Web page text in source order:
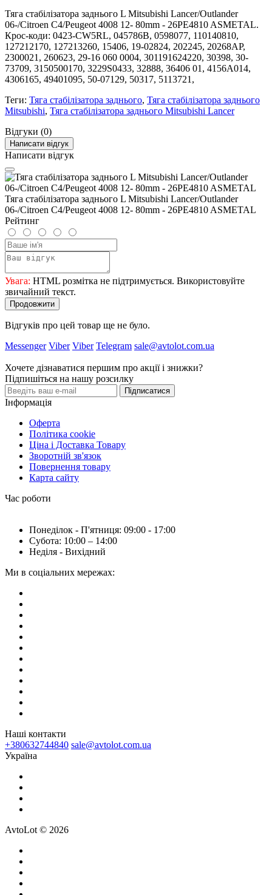
Тяга стабілізатора заднього L Mitsubishi Lancer/Outlander
06-/Citroen C4/Peugeot 4008 12- 80mm - 26PE4810 ASMETAL.
Крос-коди: 0423-CW5RL, 045786B, 0598077, 110140810,
127212170, 127213260, 15406, 19-02824, 202245, 20268AP,
2300021, 260623, 29-16 060 0004, 301191624220, 30398, 30-
73709, 3150500170, 3229S0433, 32888, 36406 01, 4156A014,
4306165, 49401095, 50-07129, 50317, 5113721,
Теги: Тяга стабілізатора заднього, Тяга стабілізатора заднього
Mitsubishi, Тяга стабілізатора заднього Mitsubishi Lancer
Відгуки (0)
Написати відгук
Написати відгук
Тяга стабілізатора заднього L Mitsubishi Lancer/Outlander
06-/Citroen C4/Peugeot 4008 12- 80mm - 26PE4810 ASMETAL
Рейтинг
Увага: HTML розмітка не підтримується. Використовуйте
звичайний текст.
Продовжити
Відгуків про цей товар ще не було.
Messenger Viber Viber Telegram sale@avtolot.com.ua
Хочете дізнаватися першим про акції і знижки?
Підпишіться на нашу розсилку
Підписатися
Інформація
Оферта
Політика cookie
Ціна і Доставка Товару
Зворотній зв'язок
Повернення товару
Карта сайту
Час роботи
Понеділок - П'ятниця: 09:00 - 17:00
Субота: 10:00 – 14:00
Неділя - Вихідний
Ми в соціальних мережах:
Наші контакти
+380632744840 sale@avtolot.com.ua
Українa
AvtoLot © 2026